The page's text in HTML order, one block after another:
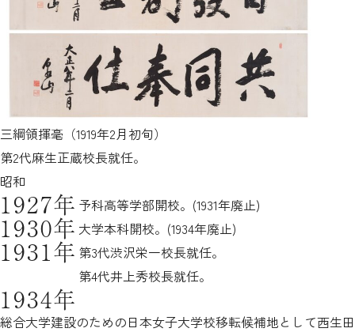
三綱領揮毫（1919年2月初旬）
第2代麻生正蔵校長就任。
昭和
1927年 予科高等学部開校。(1931年廃止)
1930年 大学本科開校。(1934年廃止)
1931年 第3代渋沢栄一校長就任。
第4代井上秀校長就任。
1934年
総合大学建設のための日本女子大学校移転候補地として西生田